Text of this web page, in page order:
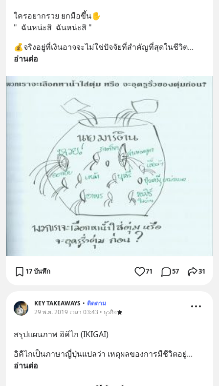
ใครอยากรวย ยกมือขึ้น✋
"  ฉันหน่ะสิ  ฉันหน่ะสิ "
💰จริงอยู่ที่เงินอาจจะไม่ใช่ปัจจัยที่สำคัญที่สุดในชีวิต
อ่านต่อ
17 บันทึก 71 57 31
KEY TAKEAWAYS • ติดตาม
29 พ.ย. 2019 เวลา 03:43 • ธุรกิจ
สรุปแผนภาพ อิคิไก (IKIGAI)
อิคิไกเป็นภาษาญี่ปุ่นแปลว่า เหตุผลของการมีชีวิตอยู่
อ่านต่อ